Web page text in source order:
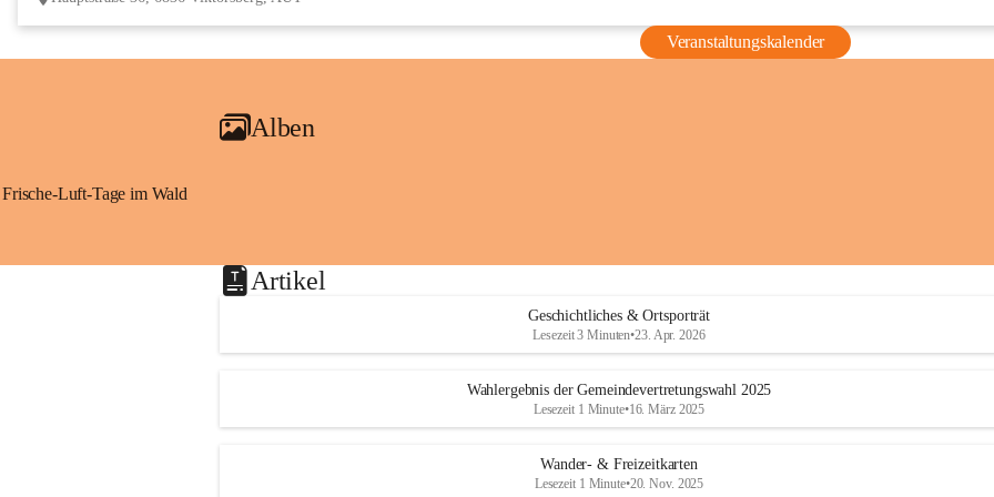
Veranstaltungskalender
Alben
Frische-Luft-Tage im Wald
Artikel
Geschichtliches & Ortsporträt
Lesezeit 3 Minuten•23. Apr. 2026
Wahlergebnis der Gemeindevertretungswahl 2025
Lesezeit 1 Minute•16. März 2025
Wander- & Freizeitkarten
Lesezeit 1 Minute•20. Nov. 2025